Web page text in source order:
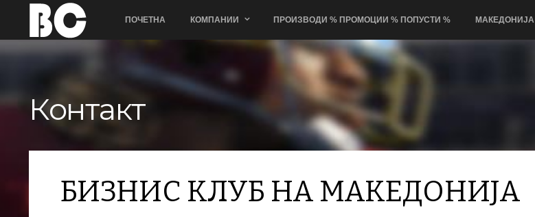
ПОЧЕТНА КОМПАНИИ ПРОИЗВОДИ % ПРОМОЦИИ % ПОПУСТИ % МАКЕДОНИЈА
Контакт
БИЗНИС КЛУБ НА МАКЕДОНИЈА